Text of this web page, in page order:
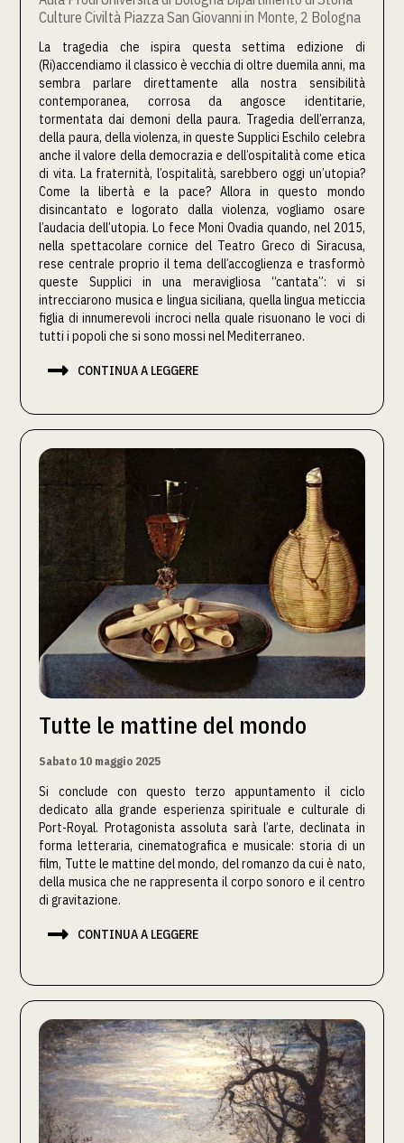
Culture Civiltà Piazza San Giovanni in Monte, 2 Bologna
La tragedia che ispira questa settima edizione di
(Ri)accendiamo il classico è vecchia di oltre duemila anni, ma
sembra parlare direttamente alla nostra sensibilità
contemporanea, corrosa da angosce identitarie,
tormentata dai demoni della paura. Tragedia dell’erranza,
della paura, della violenza, in queste Supplici Eschilo celebra
anche il valore della democrazia e dell’ospitalità come etica
di vita. La fraternità, l’ospitalità, sarebbero oggi un’utopia?
Come la libertà e la pace? Allora in questo mondo
disincantato e logorato dalla violenza, vogliamo osare
l’audacia dell’utopia. Lo fece Moni Ovadia quando, nel 2015,
nella spettacolare cornice del Teatro Greco di Siracusa,
rese centrale proprio il tema dell’accoglienza e trasformò
queste Supplici in una meravigliosa “cantata”: vi si
intrecciarono musica e lingua siciliana, quella lingua meticcia
figlia di innumerevoli incroci nella quale risuonano le voci di
tutti i popoli che si sono mossi nel Mediterraneo.
 CONTINUA A LEGGERE
Tutte le mattine del mondo
Sabato 10 maggio 2025
Si conclude con questo terzo appuntamento il ciclo
dedicato alla grande esperienza spirituale e culturale di
Port-Royal. Protagonista assoluta sarà l’arte, declinata in
forma letteraria, cinematografica e musicale: storia di un
film, Tutte le mattine del mondo, del romanzo da cui è nato,
della musica che ne rappresenta il corpo sonoro e il centro
di gravitazione.
 CONTINUA A LEGGERE